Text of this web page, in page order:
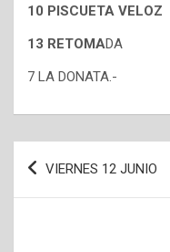
10 PISCUETA VELOZ
13 RETOMADA
7 LA DONATA.-
Navegación
VIERNES 12 JUNIO